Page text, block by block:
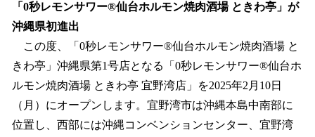
「0秒レモンサワー®仙台ホルモン焼肉酒場 ときわ亭」が
沖縄県初進出
この度、「0秒レモンサワー®仙台ホルモン焼肉酒場 と
きわ亭」沖縄県第1号店となる「0秒レモンサワー®仙台ホ
ルモン焼肉酒場 ときわ亭 宜野湾店」を2025年2月10日
（月）にオープンします。宜野湾市は沖縄本島中南部に
位置し、西部には沖縄コンベンションセンター、宜野湾